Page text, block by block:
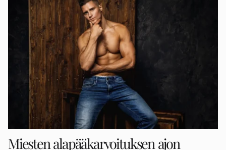
Miesten alapääkarvoituksen ajon